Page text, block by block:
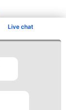
Live chat